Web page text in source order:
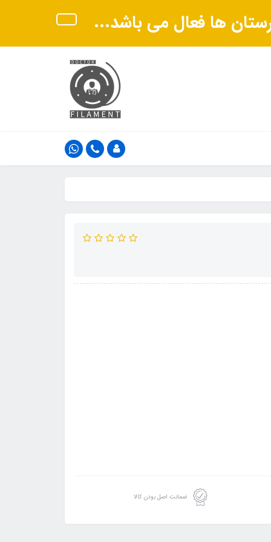
ها فعال می باشد...
ضمانت اصل بودن کالا